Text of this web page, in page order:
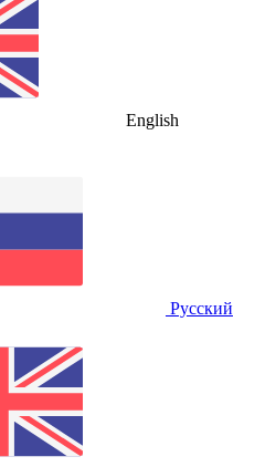
English
Русский